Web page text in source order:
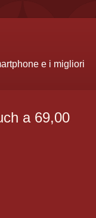
e i migliori
a 69,00